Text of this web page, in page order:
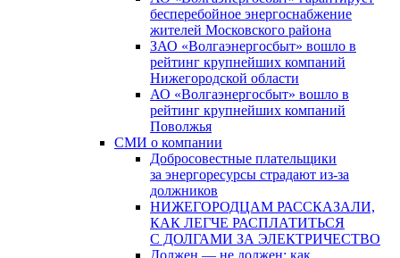
бесперебойное энергоснабжение
жителей Московского района
ЗАО «Волгаэнергосбыт» вошло в
рейтинг крупнейших компаний
Нижегородской области
АО «Волгаэнергосбыт» вошло в
рейтинг крупнейших компаний
Поволжья
СМИ о компании
Добросовестные плательщики
за энергоресурсы страдают из-за
должников
НИЖЕГОРОДЦАМ РАССКАЗАЛИ,
КАК ЛЕГЧЕ РАСПЛАТИТЬСЯ
С ДОЛГАМИ ЗА ЭЛЕКТРИЧЕСТВО